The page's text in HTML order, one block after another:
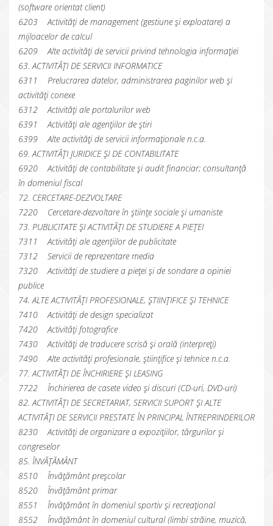
(software orientat client)
6203 Activități de management (gestiune și exploatare) a
mijloacelor de calcul
6209 Alte activități de servicii privind tehnologia informației
63. ACTIVITĂȚI DE SERVICII INFORMATICE
6311 Prelucrarea datelor, administrarea paginilor web și
activități conexe
6312 Activități ale portalurilor web
6391 Activități ale agențiilor de știri
6399 Alte activități de servicii informaționale n.c.a.
69. ACTIVITĂȚI JURIDICE ȘI DE CONTABILITATE
6920 Activități de contabilitate și audit financiar; consultanță
în domeniul fiscal
72. CERCETARE-DEZVOLTARE
7220 Cercetare-dezvoltare în științe sociale și umaniste
73. PUBLICITATE ȘI ACTIVITĂȚI DE STUDIERE A PIEȚEI
7311 Activități ale agențiilor de publicitate
7312 Servicii de reprezentare media
7320 Activități de studiere a pieței și de sondare a opiniei
publice
74. ALTE ACTIVITĂȚI PROFESIONALE, ȘTIINȚIFICE ȘI TEHNICE
7410 Activități de design specializat
7420 Activități fotografice
7430 Activități de traducere scrisă și orală (interpreți)
7490 Alte activități profesionale, științifice și tehnice n.c.a.
77. ACTIVITĂȚI DE ÎNCHIRIERE ȘI LEASING
7722 Închirierea de casete video și discuri (CD-uri, DVD-uri)
82. ACTIVITĂȚI DE SECRETARIAT, SERVICII SUPORT ȘI ALTE
ACTIVITĂȚI DE SERVICII PRESTATE ÎN PRINCIPAL ÎNTREPRINDERILOR
8230 Activități de organizare a expozițiilor, târgurilor și
congreselor
85. ÎNVĂȚĂMÂNT
8510 Învățământ preșcolar
8520 Învățământ primar
8551 Învățământ în domeniul sportiv și recreațional
8552 Învățământ în domeniul cultural (limbi străine, muzică,